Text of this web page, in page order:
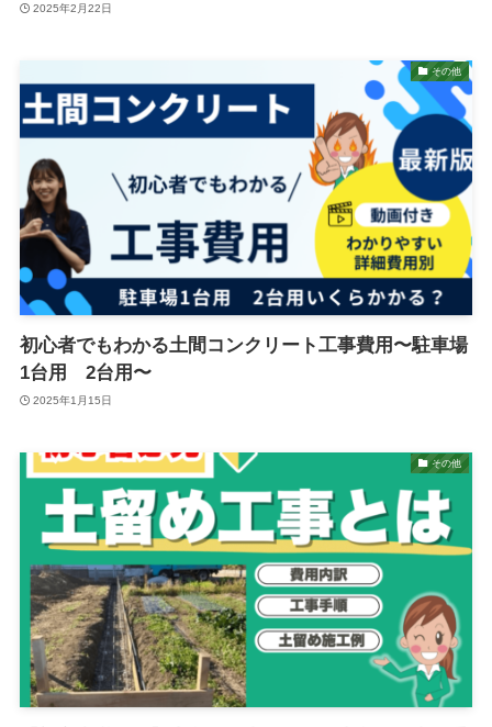
2025年2月22日
その他
初心者でもわかる土間コンクリート工事費用〜駐車場
1台用 2台用〜
2025年1月15日
その他